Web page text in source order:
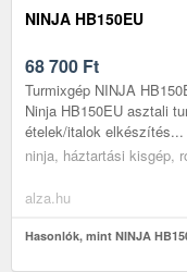
NINJA HB150EU
68 700 Ft
Turmixgép NINJA
Ninja HB150EU asztali
ételek/italok elkészítés...
ninja, háztartási kisgép,
alza.hu
Hasonlók, mint NINJA